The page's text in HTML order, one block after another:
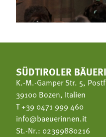
SÜDTIROLER
K.-M.-Gamper Str. 5,
39100 Bozen, Italien
T+39 0471 999 460
info@baeuerinnen.it
St.-Nr.: 02399880216